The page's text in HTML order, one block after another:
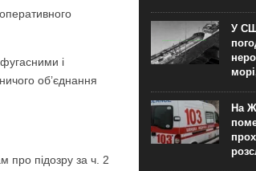
і
об’єднання
про підозру за ч. 2
У
На